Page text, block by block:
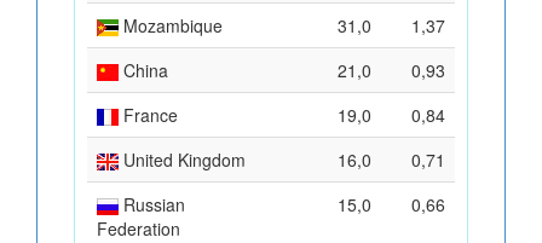
Mozambique
31,0
1,37
China
21,0
0,93
France
19,0
0,84
United Kingdom
16,0
0,71
Russian
Federation
15,0 0,66